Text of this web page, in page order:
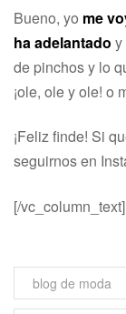
Bueno, yo me
ha adelantado y
de pinchos y lo
¡ole, ole y ole! o
¡Feliz finde! Si
seguirnos en
[/
blog de moda